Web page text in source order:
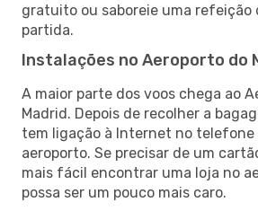
gratuito ou saboreie uma refeição
partida.
Instalações no Aeroporto do
A maior parte dos voos chega ao
Madrid. Depois de recolher a
tem ligação à Internet no telefone
aeroporto. Se precisar de um
mais fácil encontrar uma loja no
possa ser um pouco mais caro.